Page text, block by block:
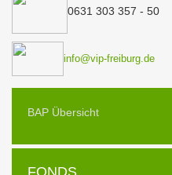
0631 303 357 - 50
info@vip-freiburg.de
BAP Übersicht